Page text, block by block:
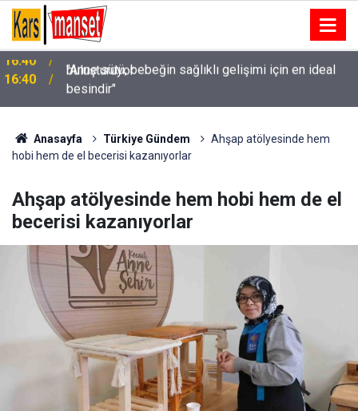
16:40
"Anne sütü, bebeğin sağlıklı gelişimi için en ideal
besindir"
Anasayfa Türkiye Gündem
Ahşap atölyesinde hem
hobi hem de el becerisi kazanıyorlar
Ahşap atölyesinde hem hobi hem de el
becerisi kazanıyorlar